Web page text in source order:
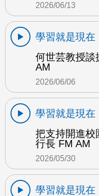
2026/06/13
學習就是現在
何世芸教授談
AM
2026/06/06
學習就是現在
把支持開進校
行長 FM AM
2026/05/30
學習就是現在